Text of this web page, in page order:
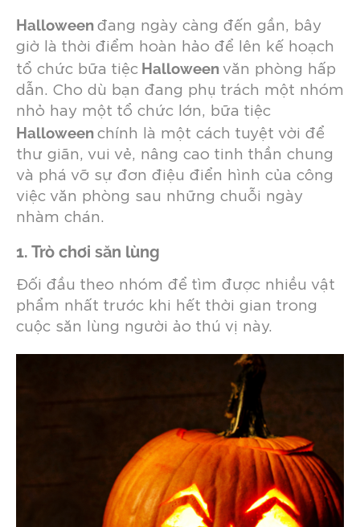
Halloween đang ngày càng đến gần, bây
giờ là thời điểm hoàn hảo để lên kế hoạch
tổ chức bữa tiệc Halloween văn phòng hấp
dẫn. Cho dù bạn đang phụ trách một nhóm
nhỏ hay một tổ chức lớn, bữa tiệc
Halloween chính là một cách tuyệt vời để
thư giãn, vui vẻ, nâng cao tinh thần chung
và phá vỡ sự đơn điệu điển hình của công
việc văn phòng sau những chuỗi ngày
nhàm chán.
1. Trò chơi săn lùng
Đối đầu theo nhóm để tìm được nhiều vật
phẩm nhất trước khi hết thời gian trong
cuộc săn lùng người ảo thú vị này.